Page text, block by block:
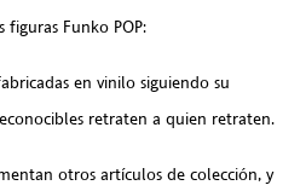
figuras Funko POP:
en vinilo siguiendo su
retraten a quien retraten.
otros artículos de colección, y